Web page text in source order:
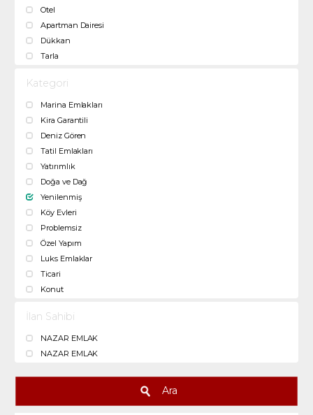
Otel
Apartman Dairesi
Dükkan
Tarla
Kategori
Marina Emlakları
Kira Garantili
Deniz Gören
Tatil Emlakları
Yatırımlık
Doğa ve Dağ
Yenilenmiş
Köy Evleri
Problemsiz
Özel Yapım
Luks Emlaklar
Ticari
Konut
İlan Sahibi
NAZAR EMLAK
NAZAR EMLAK
Ara